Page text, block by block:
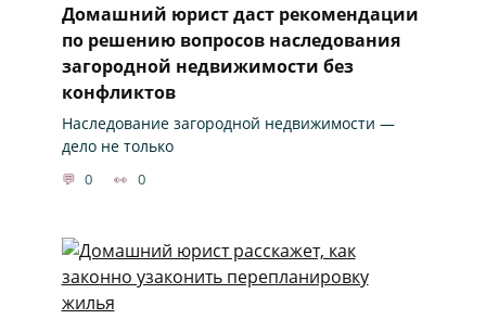
Домашний юрист даст рекомендации
по решению вопросов наследования
загородной недвижимости без
конфликтов
Наследование загородной недвижимости —
дело не только
0 0